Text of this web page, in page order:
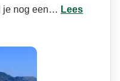
je nog een… Lees